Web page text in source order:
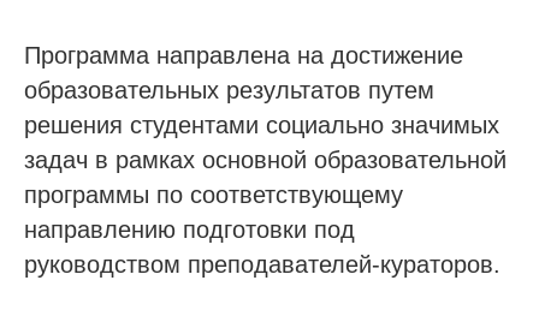
Программа направлена на достижение
образовательных результатов путем
решения студентами социально значимых
задач в рамках основной образовательной
программы по соответствующему
направлению подготовки под
руководством преподавателей-кураторов.